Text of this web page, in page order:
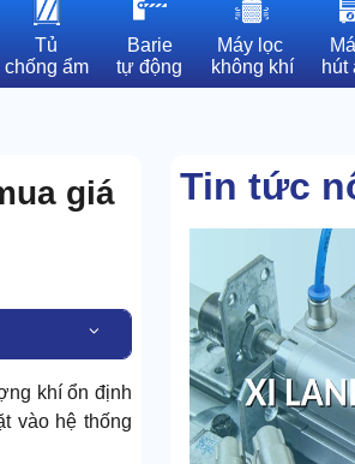
Tủ
chống ẩm
Barie
tự động
Máy lọc
không khí
hút
giá
khí ổn định
vào hệ thống
Tin tức